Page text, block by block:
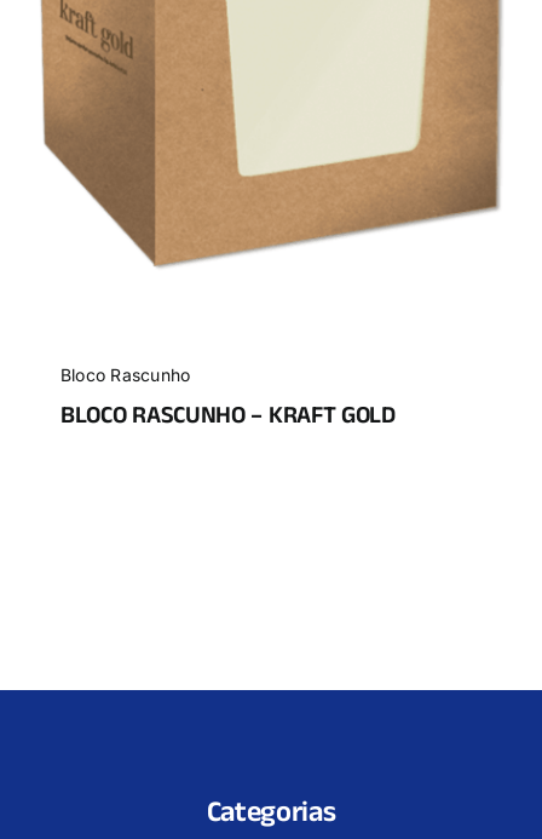
Bloco Rascunho
BLOCO RASCUNHO – KRAFT GOLD
Categorias